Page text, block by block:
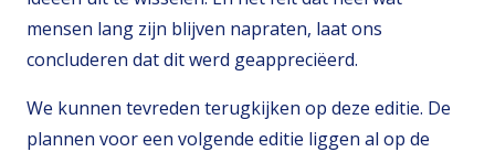
mensen lang zijn blijven napraten, laat ons
concluderen dat dit werd geappreciëerd.
We kunnen tevreden terugkijken op deze editie. De
plannen voor een volgende editie liggen al op de